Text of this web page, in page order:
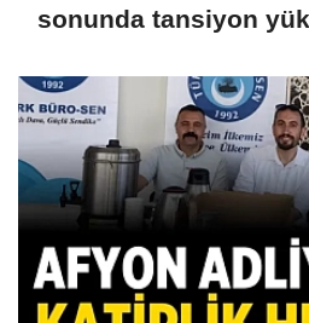
sonunda tansiyon